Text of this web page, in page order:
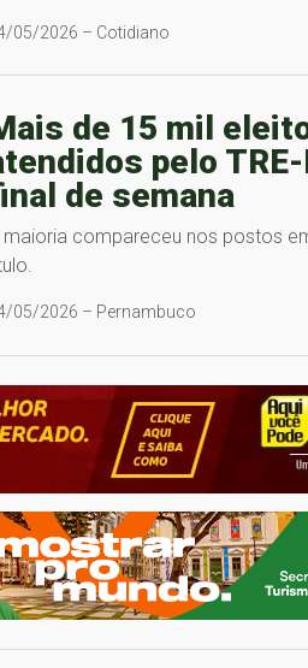
05/2026 – Cotidiano
de 15 mil
pelo TRE-
de semana
maioria compareceu nos postos
05/2026 – Pernambuco